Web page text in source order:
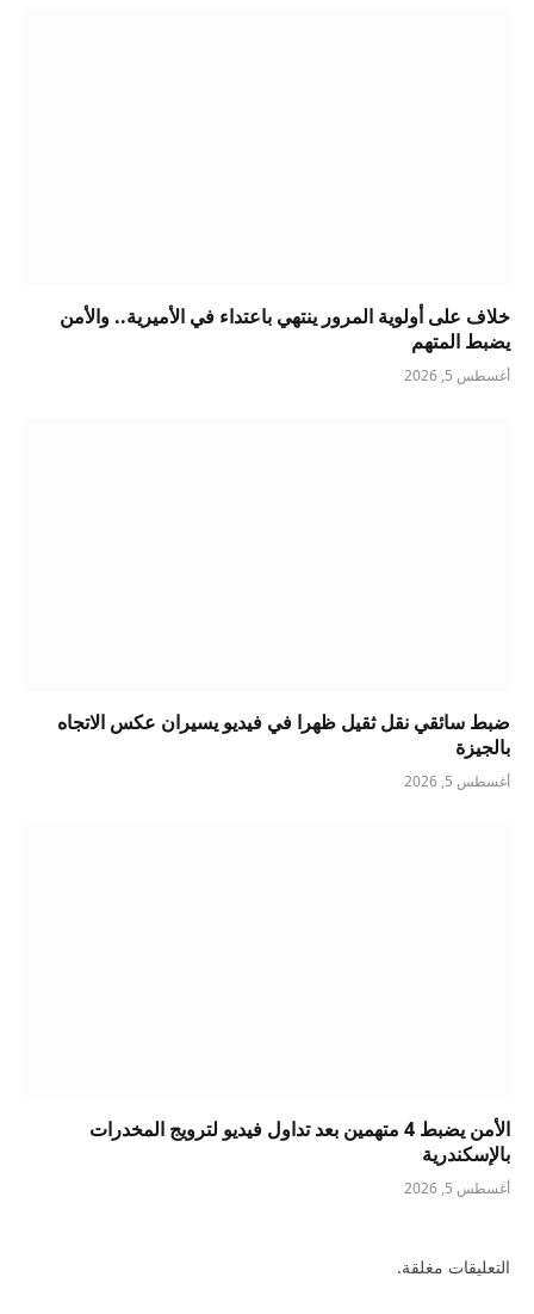
خلاف على أولوية المرور ينتهي باعتداء في الأميرية.. والأمن
يضبط المتهم
أغسطس 5, 2026
ضبط سائقي نقل ثقيل ظهرا في فيديو يسيران عكس الاتجاه
بالجيزة
أغسطس 5, 2026
الأمن يضبط 4 متهمين بعد تداول فيديو لترويج المخدرات
بالإسكندرية
أغسطس 5, 2026
التعليقات مغلقة.